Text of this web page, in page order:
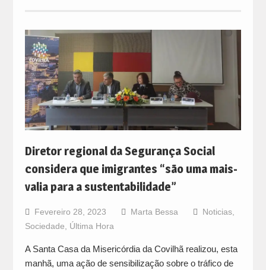
Diretor regional da Segurança Social
considera que imigrantes “são uma mais-
valia para a sustentabilidade”
Fevereiro 28, 2023 Marta Bessa Noticias,
Sociedade, Última Hora
A Santa Casa da Misericórdia da Covilhã realizou, esta
manhã, uma ação de sensibilização sobre o tráfico de